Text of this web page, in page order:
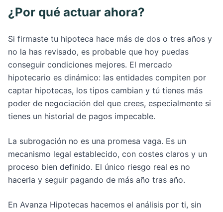
¿Por qué actuar ahora?
Si firmaste tu hipoteca hace más de dos o tres años y
no la has revisado, es probable que hoy puedas
conseguir condiciones mejores. El mercado
hipotecario es dinámico: las entidades compiten por
captar hipotecas, los tipos cambian y tú tienes más
poder de negociación del que crees, especialmente si
tienes un historial de pagos impecable.
La subrogación no es una promesa vaga. Es un
mecanismo legal establecido, con costes claros y un
proceso bien definido. El único riesgo real es no
hacerla y seguir pagando de más año tras año.
En Avanza Hipotecas hacemos el análisis por ti, sin